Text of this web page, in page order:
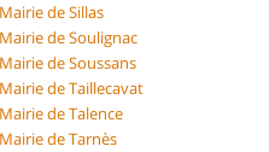
Mairie de Sillas
Mairie de Soulignac
Mairie de Soussans
Mairie de Taillecavat
Mairie de Talence
Mairie de Tarnès